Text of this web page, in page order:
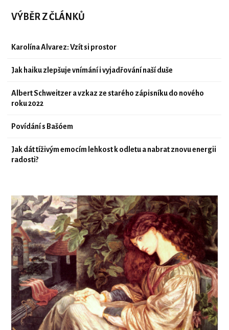
VÝBĚR Z ČLÁNKŮ
Karolína Alvarez: Vzít si prostor
Jak haiku zlepšuje vnímání i vyjadřování naší duše
Albert Schweitzer a vzkaz ze starého zápisníku do nového
roku 2022
Povídání s Bašóem
Jak dát tíživým emocím lehkost k odletu a nabrat znovu energii
radosti?